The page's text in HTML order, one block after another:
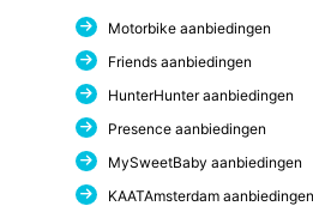
Motorbike aanbiedingen
Friends aanbiedingen
HunterHunter aanbiedingen
Presence aanbiedingen
MySweetBaby aanbiedingen
KAATAmsterdam aanbiedingen